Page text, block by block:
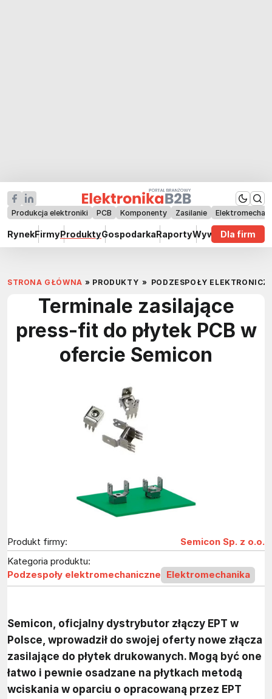
Produkcja elektroniki PCB Komponenty Zasilanie
RynekFirmyProduktyGospodarkaRaportyWywiadyDla firm
STRONA GŁÓWNA » PRODUKTY » PODZESPOŁY
Terminale zasilające
press-fit do płytek PCB w
ofercie Semicon
Produkt firmy:
Semicon Sp. z o.o.
Kategoria produktu:
Podzespoły elektromechaniczne Elektromechanika
Semicon, oficjalny dystrybutor złączy EPT w
Polsce, wprowadził do swojej oferty nowe złącza
zasilające do płytek drukowanych. Mogą być one
łatwo i pewnie osadzane na płytkach metodą
wciskania w oparciu o opracowaną przez EPT